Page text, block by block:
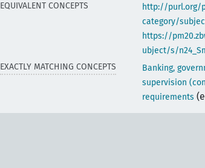
EQUIVALENT CONCEPTS
http://purl.org/
category/
https://
ubject/s/
EXACTLY MATCHING CONCEPTS
Banking,
supervision
requirements